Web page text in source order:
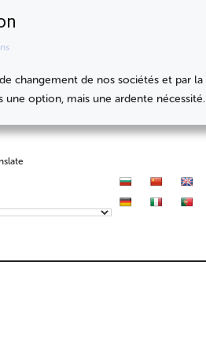
changement de nos sociétés et par la
une option, mais une ardente nécessité.